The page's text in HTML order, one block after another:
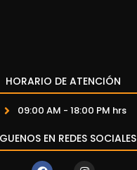
HORARIO DE ATENCIÓN
09:00 AM - 18:00 PM hrs
EN REDES SOCIALES